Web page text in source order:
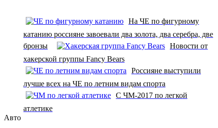
На ЧЕ по фигурному
катанию россияне завоевали два золота, два серебра, две
бронзы
Новости от
хакерской группы Fancy Bears
Россияне выступили
лучше всех на ЧЕ по летним видам спорта
С ЧМ-2017 по легкой
атлетике
Авто